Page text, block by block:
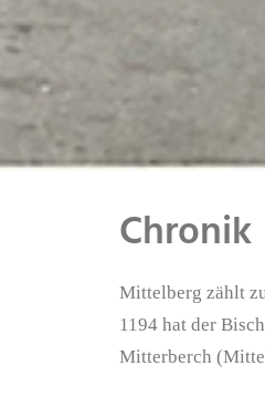
Chronik
Mittelberg zählt
1194 hat der
Mitterberch